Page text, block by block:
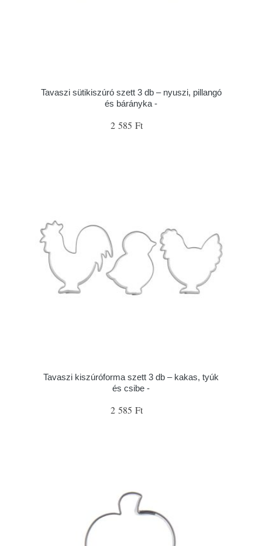
Tavaszi sütikiszúró szett 3 db – nyuszi, pillangó
és bárányka -
2 585 Ft
Tavaszi kiszúróforma szett 3 db – kakas, tyúk
és csibe -
2 585 Ft